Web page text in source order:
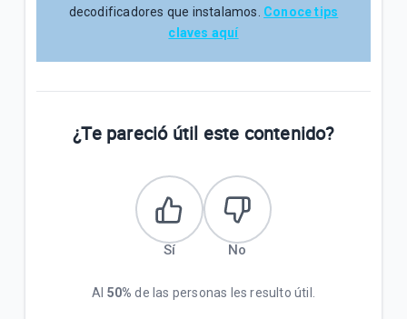
decodificadores que instalamos. Conoce tips
claves aquí
¿Te pareció útil este contenido?
Sí No
Al 50% de las personas les resulto útil.